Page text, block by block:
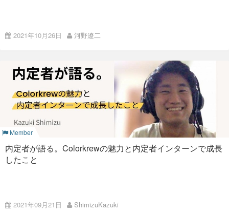
【Zoom×リアル入社式】ハイブリッド式で入社式をやってみた
2022春 〜Colorkrewに入社した人たちへ〜
新入社員の自己紹介
次に、新入社員の清水さんから自己紹介をしてもらいました。
日本人だけでなく外国人もいるということを知っていたため、
英語でプレゼンを用意してきてくれました！ 大学で研究してい
た内容や、趣味、Colorkrewで学びたいことなどを話してくれ
ました。
属されたあとも、戦力にならない状態で、先輩たちに教えても
こう考えると、企業からすれば即戦力と比較して、手間と時間
がかかる新卒社員。教育コストは極めて高い。
それでも、長い目で見れば多くの人を新卒で採用する方が、以
下のような理由で、アドバンテージがあるということなのでし
ょう。
・カルチャーを根付かせるため中途はすでに社会人としての色
を持っているので、全く染まっていない新卒を自分たちの企業
のカルチャーになじませ、継承していってもらうため
が、各年代にうまく人員を配置することです。新卒をコンスタ
ントに採用すると世代を刻むことができます。
て1年が経ちましたエンジニアの河野です。
この1年間の出来事とColorkrewの新卒ってどんな感じなのかを
紹介します。
（インターン時代の記事は
をご覧ください）
これまでのことを振り返り
入社まもなく：Mamoru Biz
オンライン入社式を終えた入社したての僕を待っていてくれた
のは、インターン時代から参加していた
MamoruBizチームでは海外向けクレジットカード決済機能に関
2021年10月26日 河野遼二
Member
内定者が語る。Colorkrewの魅力と内定者インターンで成長
したこと
内定後のインターンで私が学
2021年09月21日 ShimizuKazuki